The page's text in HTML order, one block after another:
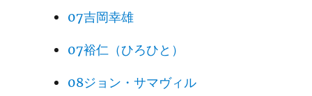
07吉岡幸雄
07裕仁（ひろひと）
08ジョン・サマヴィル